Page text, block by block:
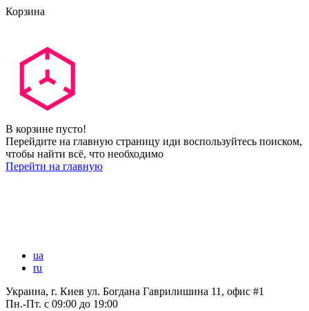
Корзина
В корзине пусто!
Перейдите на главную страницу иди воспользуйтесь поиском,
чтобы найти всё, что необходимо
Перейти на главную
ua
ru
Украина, г. Киев ул. Богдана Гаврилишина 11, офис #1
Пн.-Пт. с 09:00 до 19:00